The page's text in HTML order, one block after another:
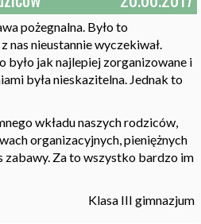
pożegnalna. Było to
nas nieustannie wyczekiwał.
było jak najlepiej zorganizowane i
była nieskazitelna. Jednak to
wkładu naszych rodziców,
organizacyjnych, pieniężnych
zabawy. Za to wszystko bardzo im
Klasa III gimnazjum